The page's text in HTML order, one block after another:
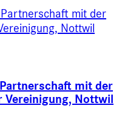
mit der
Vereinigung, Nottwil